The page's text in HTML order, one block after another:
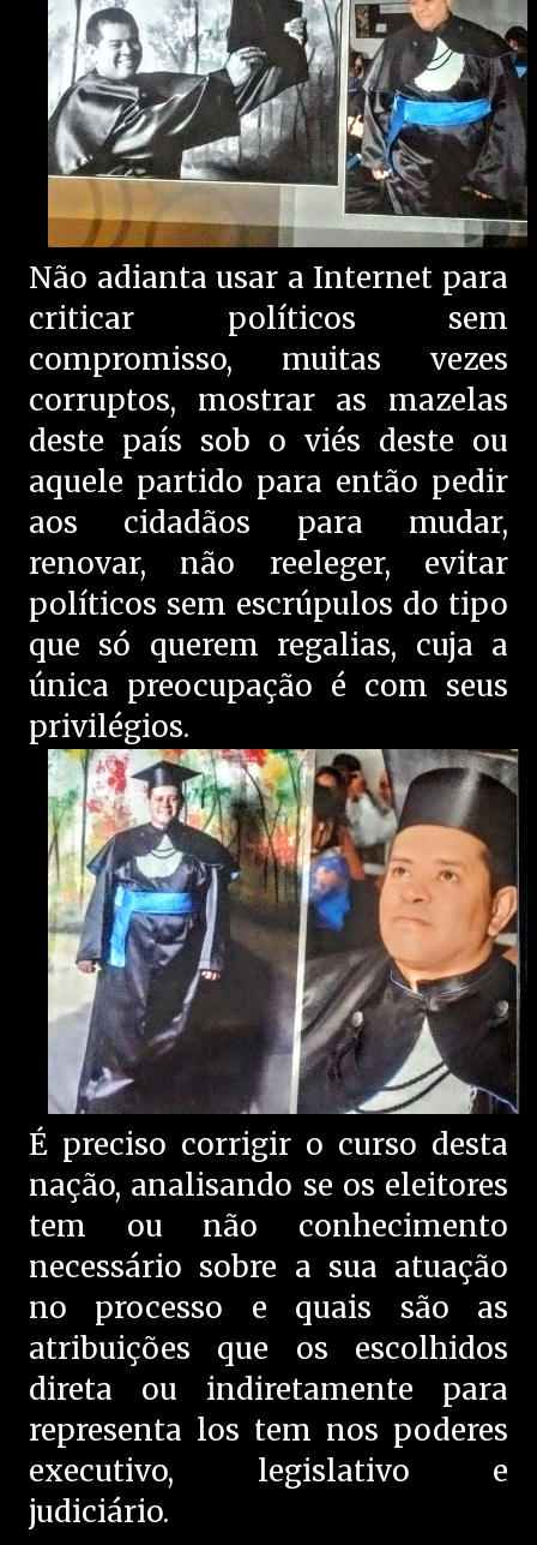
Não adianta usar a Internet para
criticar políticos sem
compromisso, muitas vezes
corruptos, mostrar as mazelas
deste país sob o viés deste ou
aquele partido para então pedir
aos cidadãos para mudar,
renovar, não reeleger, evitar
políticos sem escrúpulos do tipo
que só querem regalias, cuja a
única preocupação é com seus
privilégios.
É preciso corrigir o curso desta
nação, analisando se os eleitores
tem ou não conhecimento
necessário sobre a sua atuação
no processo e quais são as
atribuições que os escolhidos
direta ou indiretamente para
representa los tem nos poderes
executivo, legislativo e
judiciário.